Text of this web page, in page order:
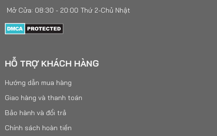
Mở Cửa: 08:30 - 20:00 Thứ 2-Chủ Nhật
HỖ TRỢ KHÁCH HÀNG
Hướng dẫn mua hàng
Giao hàng và thanh toán
Bảo hành và đổi trả
Chính sách hoàn tiền